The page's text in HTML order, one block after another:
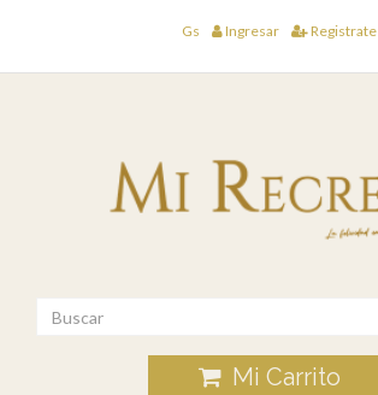
Gs Ingresar Registrate
Mi Carrito